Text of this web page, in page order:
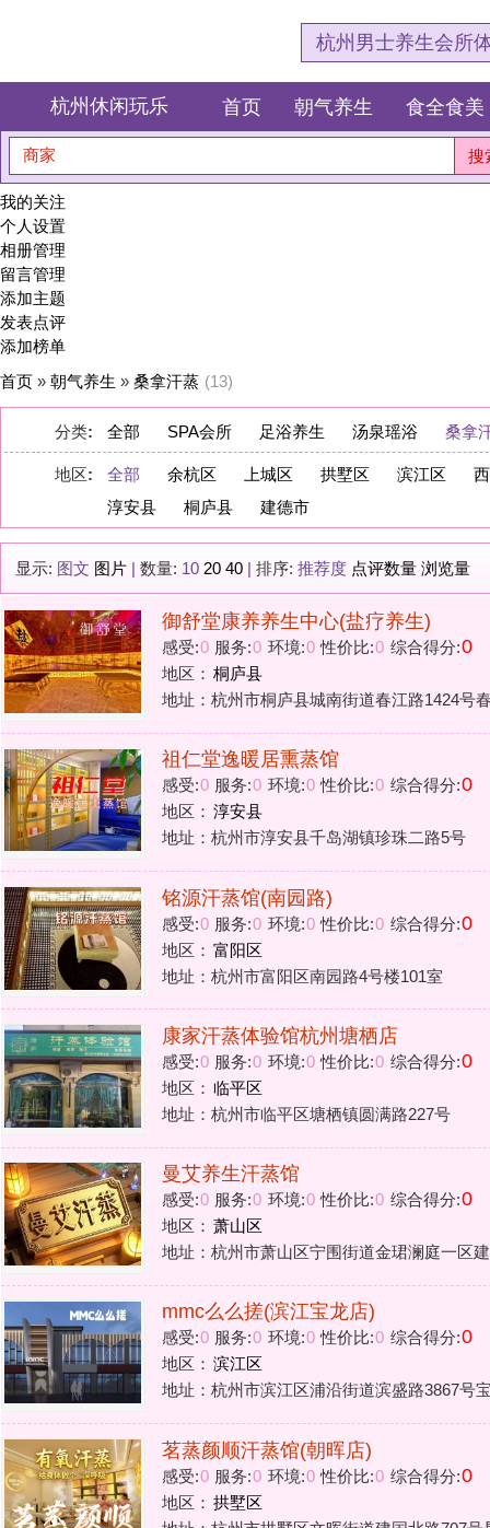
杭州男士养生会所体验网，专注
杭州休闲玩乐 首页 朝气养生 食全食美 狂欢派对
我的关注
个人设置
相册管理
留言管理
添加主题
发表点评
添加榜单
首页»朝气养生
分类
地区: 全部 余杭区 上城区
淳安县
桐庐县 建德市
显示:图文 图片 |数量:10 20 40 |排序:推荐度 点评数量 浏览量
御舒堂康养养生中心(盐疗养生)
感受: 服务:0 环境: 性价比:0
地址：杭州市桐庐县城南街道春江路1424号春江路与龙潭路交
祖仁堂逸暖居熏蒸馆
感受: 0服务: 0环境:0 性价比:0综合得分:0
地区：淳安县
地址：杭州市淳安县千岛湖镇珍珠二路5号
铭源汗蒸馆(南园路)
感受:0服务:0环境:0性价比:0综合得分:0
地区： 富阳区
地址：杭州市富阳区南园路4号楼101室
康家汗蒸体验馆杭州塘栖店
感受: 服务: 环境: 0性价比:0 综合得分:0
地区：临平区
地址：杭州市临平区塘栖镇圆满路227号
曼艾养生汗蒸馆
感受: 0 服务: 0 环境:0性价比:
地区：萧山区
mmc么么搓(滨江宝龙店)
感受: 0服务: 0 环境: 0 性价比:0 综合得分:0
地区：滨江区
地址：杭州市滨江区浦沿街道滨盛路3867号宝龙城2幢120室二
茗蒸颜顺汗蒸馆(朝晖店)
感受: 0服务:0 环境:0性价比:
地区：拱墅区
地址：杭州市拱墅区文晖街道建国北路707号星都嘉苑3-1号商
静享水式汗蒸美容养生馆(九洲芳园店)
感受:0服务:0环境:0性价比:0综合得分:0
地区：上城区
地址：杭州市上城区九堡金堡街28号2楼
纳米汗蒸养生馆(半岛山庄店)
感受: 服务: 环境: 0性价比:0综合得分:0
地区：建德市
地址：杭州建德市新安江街道半岛山庄5幢26号
臻知美汗蒸养生馆(文二西路店)
感受: 0 服务: 0 环境:0性价比: